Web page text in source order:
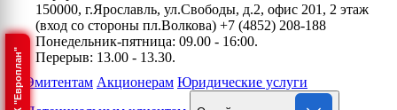
150000, г.Ярославль, ул.Свободы, д.2, офис 201, 2 этаж
(вход со стороны пл.Волкова) +7 (4852) 208-188
Понедельник-пятница: 09.00 - 16:00.
Перерыв: 13.00 - 13.30.
Эмитентам Акционерам Юридические услуги